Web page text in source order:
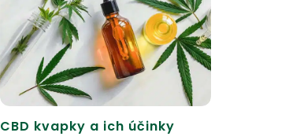
CBD kvapky a ich účinky